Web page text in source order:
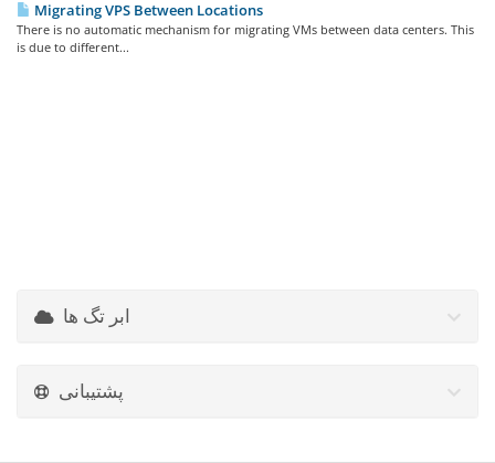
Migrating VPS Between Locations
There is no automatic mechanism for migrating VMs between data centers. This
is due to different...
ابر تگ ها
پشتیبانی